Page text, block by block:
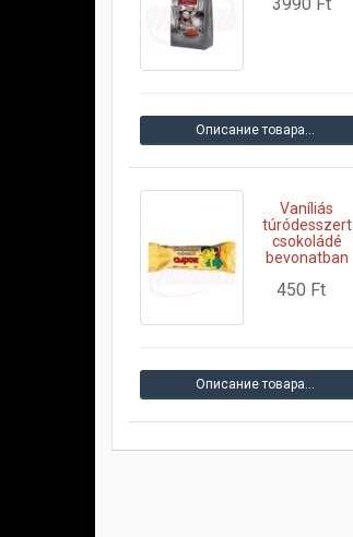
Описание товара…
Vaníliás
túródesszert
csokoládé
bevonatban
450 Ft
Описание товара…